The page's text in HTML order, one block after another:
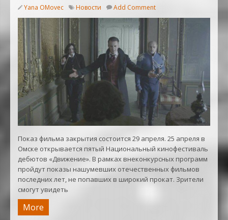
Yana OMovec Новости Add Comment
Показ фильма закрытия состоится 29 апреля. 25 апреля в
Омске открывается пятый Национальный кинофестиваль
дебютов «Движение». В рамках внеконкурсных программ
пройдут показы нашумевших отечественных фильмов
последних лет, не попавших в широкий прокат. Зрители
смогут увидеть
More